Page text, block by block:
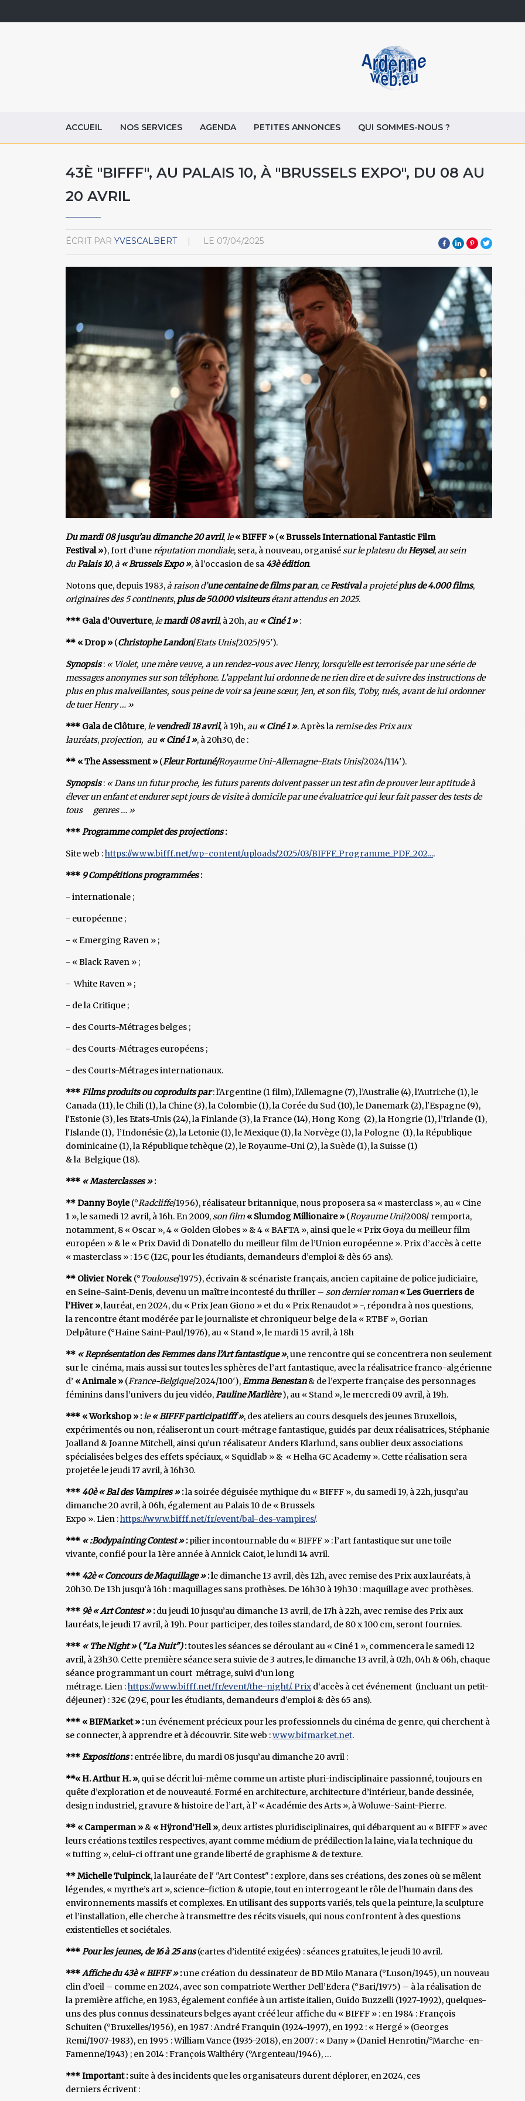
ACCUEIL NOS SERVICES AGENDA PETITES ANNONCES QUI SOMMES-NOUS ?
43È "BIFFF", AU PALAIS 10, À "BRUSSELS EXPO", DU 08 AU
20 AVRIL
ÉCRIT PAR YVESCALBERT LE 07/04/2025
Du mardi 08 jusqu’au dimanche 20 avril,le « BIFFF » (« Brussels International Fantastic Film
Festival »), fort d’uneréputation mondiale, sera, à nouveau, organisésur le plateau duHeysel,au sein
duPalais 10,à « BrusselsExpo », à l’occasion de sa 43è édition.
Notons que, depuis 1983,à raison d’une centaine de films par an, ceFestivala projetéplus de 4.000 films,
originaires des 5 continents, plus de 50.000 visiteurs étant attendus en 2025.
*** Gala d’Ouverture,lemardi 08 avril, à 20h,au « Ciné 1 »:
** « Drop » (Christophe Landon/Etats Unis/2025/95′).
Synopsis: « Violet, une mère veuve, a un rendez-vous avec Henry, lorsqu’elle est terrorisée par une série de
messages anonymes sur son téléphone. L’appelant lui ordonne de ne rien dire et de suivre des instructions de
plus en plus malveillantes, sous peine de voir sa jeune sœur, Jen, et son fils, Toby, tués, avant de lui ordonner
de tuer Henry … »
*** Gala de Clôture,levendredi 18 avril, à 19h,au « Ciné 1 ». Après laremise des Prix aux
lauréats, projection, au « Ciné 1 », à 20h30, de :
** « The Assessment » (Fleur Fortuné/Royaume Uni-Allemagne-Etats Unis/2024/114′).
Synopsis: « Dans un futur proche, les futurs parents doivent passer un test afin de prouver leur aptitude à
élever un enfant et endurer sept jours de visite à domicile par une évaluatrice qui leur fait passer des tests de
tous genres … »
***Programme complet des projections:
Site web :https://www.bifff.net/wp-content/uploads/2025/03/BIFFF_Programme_PDF_202....
*** 9 Compétitions programmées:
- internationale ;
- européenne ;
- « Emerging Raven » ;
- « Black Raven » ;
- White Raven » ;
- de la Critique ;
- des Courts-Métrages belges ;
- des Courts-Métrages européens ;
- des Courts-Métrages internationaux.
***Films produits ou coproduits par: l'Argentine (1 film), l'Allemagne (7), l’Australie (4), l’Autri:che (1), le
Canada (11), le Chili (1), la Chine (3), la Colombie (1), la Corée du Sud (10), le Danemark (2), l'Espagne (9),
l'Estonie (3), les Etats-Unis (24), la Finlande (3), la France (14), Hong Kong (2), la Hongrie (1), l’Irlande (1),
l'Islande (1), l’Indonésie (2), la Letonie (1), le Mexique (1), la Norvège (1), la Pologne (1), la République
dominicaine (1), la République tchèque (2), le Royaume-Uni (2), la Suède (1), la Suisse (1)
& la Belgique (18).
*** « Masterclasses »:
** Danny Boyle(°Radcliffe/1956), réalisateur britannique, nous proposera sa « masterclass », au « Cine
1 », le samedi 12 avril, à 16h. En 2009,son film « Slumdog Millionaire » (Royaume Uni/2008/ remporta,
notamment, 8 « Oscar », 4 « Golden Globes » & 4 « BAFTA », ainsi que le « Prix Goya du meilleur film
européen » & le « Prix David di Donatello du meilleur film de l’Union européenne ». Prix d’accès à cette
« masterclass » : 15€ (12€, pour les étudiants, demandeurs d’emploi & dès 65 ans).
** Olivier Norek(°Toulouse/1975), écrivain & scénariste français, ancien capitaine de police judiciaire,
en Seine-Saint-Denis, devenu un maître incontesté du thriller – son dernier roman« Les Guerriers de
l’Hiver », lauréat, en 2024, du « Prix Jean Giono » et du « Prix Renaudot » -, répondra à nos questions,
la rencontre étant modérée par le journaliste et chroniqueur belge de la « RTBF », Gorian
Delpâture (°Haine Saint-Paul/1976), au « Stand », le mardi 15 avril, à 18h
** « Représentation des Femmes dans l’Art fantastique », une rencontre qui se concentrera non seulement
sur le cinéma, mais aussi sur toutes les sphères de l’art fantastique, avec la réalisatrice franco-algérienne
d’ « Animale » (France-Belgique/2024/100′),Emma Benestan& de l’experte française des personnages
féminins dans l’univers du jeu vidéo,Pauline Marlière), au « Stand », le mercredi 09 avril, à 19h.
*** « Workshop » :le« BIFFF participatifff », des ateliers au cours desquels des jeunes Bruxellois,
expérimentés ou non, réaliseront un court-métrage fantastique, guidés par deux réalisatrices, Stéphanie
Joalland & Joanne Mitchell, ainsi qu’un réalisateur Anders Klarlund, sans oublier deux associations
spécialisées belges des effets spéciaux, « Squidlab » & « Helha GC Academy ». Cette réalisation sera
projetée le jeudi 17 avril, à 16h30.
*** 40è « Bal des Vampires »:la soirée déguisée mythique du « BIFFF », du samedi 19, à 22h, jusqu’au
dimanche 20 avril, à 06h, également au Palais 10 de « Brussels
Expo ». Lien :https://www.bifff.net/fr/event/bal-des-vampires/.
*** « :Bodypainting Contest »: pilier incontournable du « BIFFF » : l’art fantastique sur une toile
vivante, confié pour la 1ère année à Annick Caiot, le lundi 14 avril.
*** 42è « Concours de Maquillage »: le dimanche 13 avril, dès 12h, avec remise des Prix aux lauréats, à
20h30. De 13h jusqu’à 16h : maquillages sans prothèses. De 16h30 à 19h30 : maquillage avec prothèses.
*** 9è « Art Contest »:du jeudi 10 jusqu’au dimanche 13 avril, de 17h à 22h, avec remise des Prix aux
lauréats, le jeudi 17 avril, à 19h. Pour participer, des toiles standard, de 80 x 100 cm, seront fournies.
*** « The Night »("La Nuit") :toutes les séances se déroulant au « Ciné 1 », commencera le samedi 12
avril, à 23h30. Cette première séance sera suivie de 3 autres, le dimanche 13 avril, à 02h, 04h & 06h, chaque
séance programmant un court métrage, suivi d’un long
métrage. Lien :https://www.bifff.net/fr/event/the-night/. Prixd‘accès à cet événement (incluant un petit-
déjeuner) : 32€ (29€, pour les étudiants, demandeurs d’emploi & dès 65 ans).
*** « BIFMarket » :un événement précieux pour les professionnels du cinéma de genre, qui cherchent à
se connecter, à apprendre et à découvrir. Site web :www.bifmarket.net.
***Expositions:entrée libre, du mardi 08 jusqu’au dimanche 20 avril :
**« H. Arthur H. », qui se décrit lui-même comme un artiste pluri-indisciplinaire passionné, toujours en
quête d’exploration et de nouveauté. Formé en architecture, architecture d’intérieur, bande dessinée,
design industriel, gravure & histoire de l’art, à l’ « Académie des Arts », à Woluwe-Saint-Pierre.
** « Camperman » & « Hÿrond’Hell », deux artistes pluridisciplinaires, qui débarquent au « BIFFF » avec
leurs créations textiles respectives, ayant comme médium de prédilection la laine, via la technique du
« tufting », celui-ci offrant une grande liberté de graphisme & de texture.
** Michelle Tulpinck, la lauréate de l' "Art Contest" :explore, dans ses créations, des zones où se mêlent
légendes, « myrthe’s art », science-fiction & utopie, tout en interrogeant le rôle de l’humain dans des
environnements massifs et complexes. En utilisant des supports variés, tels que la peinture, la sculpture
et l’installation, elle cherche à transmettre des récits visuels, qui nous confrontent à des questions
existentielles et sociétales.
***Pour les jeunes, de 16 à 25 ans(cartes d’identité exigées) : séances gratuites, le jeudi 10 avril.
***Affiche du 43è « BIFFF »:une création du dessinateur de BD Milo Manara (°Luson/1945), un nouveau
clin d’oeil – comme en 2024, avec son compatriote Werther Dell’Edera (°Bari/1975) – à la réalisation de
la première affiche, en 1983, également confiée à un artiste italien, Guido Buzzelli (1927-1992), quelques-
uns des plus connus dessinateurs belges ayant créé leur affiche du « BIFFF » : en 1984 : François
Schuiten (°Bruxelles/1956), en 1987 : André Franquin (1924-1997), en 1992 : « Hergé » (Georges
Remi/1907-1983), en 1995 : William Vance (1935-2018), en 2007 : « Dany » (Daniel Henrotin/°Marche-en-
Famenne/1943) ; en 2014 : François Walthéry (°Argenteau/1946), …
*** Important :suite à des incidents que les organisateurs durent déplorer, en 2024, ces
derniers écrivent :